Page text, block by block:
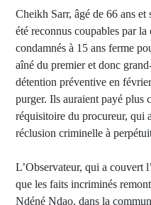
Cheikh Sarr, âgé de 66 ans
été reconnus coupables par
condamnés à 15 ans ferme
aîné du premier et donc
détention préventive en
purger. Ils auraient payé plus
réquisitoire du procureur, qui
réclusion criminelle à
L’Observateur, qui a couvert
que les faits incriminés
Ndéné Ndao, dans la